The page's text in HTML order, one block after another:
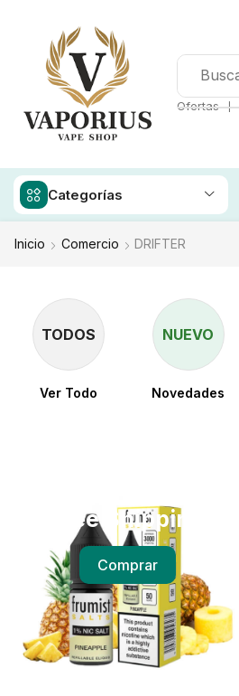
Ofertas ❘
Categorías
Inicio Comercio DRIFTER
TODOS
Ver Todo
NUEVO
Novedades
Free Shipping
Comprar